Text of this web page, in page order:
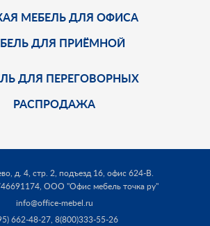
МЕБЕЛЬ ДЛЯ ОФИСА
ДЛЯ ПРИЁМНОЙ
ДЛЯ ПЕРЕГОВОРНЫХ
РАСПРОДАЖА
д. 4, стр. 2, подъезд 16, офис 624-В.
ООО "Офис мебель точка ру"
info@office-mebel.ru
662-48-27, 8(800)333-55-26